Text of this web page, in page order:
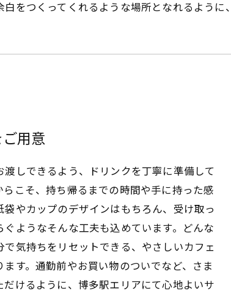
をつくってくれるような場所となれるように
用意
しできるよう、ドリンクを丁寧に準備して
こそ、持ち帰るまでの時間や手に持った感
やカップのデザインはもちろん、受け取っ
ようなそんな工夫も込めています。どんな
気持ちをリセットできる、やさしいカフェ
す。通勤前やお買い物のついでなど、さま
だけるように、博多駅エリアにて心地よいサ